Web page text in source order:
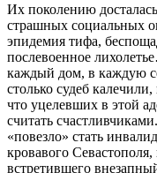
Их поколению
страшных социальных
эпидемия тифа,
послевоенное
каждый дом, в каждую
столько судеб
что уцелевших в этой
считать
«повезло» стать
кровавого
встретившего